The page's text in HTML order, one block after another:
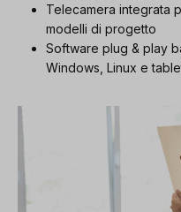
Telecamera integrata
modelli di progetto
Software plug & play
Windows, Linux e